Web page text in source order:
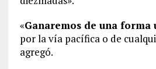
«Ganaremos de una forma
por la vía pacífica o de
agregó.